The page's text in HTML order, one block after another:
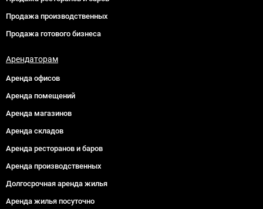
Продажа производственных
Продажа готового бизнеса
Арендаторам
Аренда офисов
Аренда помещений
Аренда магазинов
Аренда складов
Аренда ресторанов и баров
Аренда производственных
Долгосрочная аренда жилья
Аренда жилья посуточно